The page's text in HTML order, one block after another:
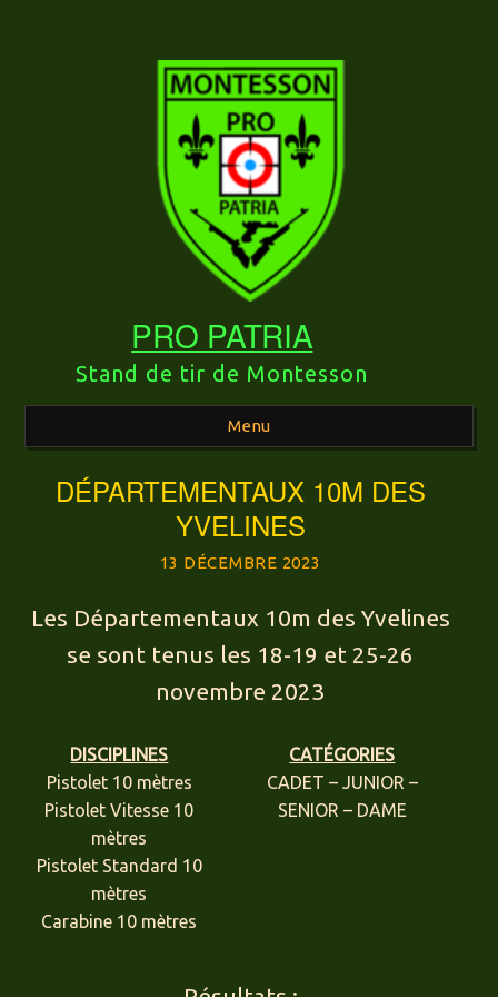
PRO PATRIA
Stand de tir de Montesson
Menu
Aller au contenu principal
DÉPARTEMENTAUX 10M DES
YVELINES
13 DÉCEMBRE 2023
Les Départementaux 10m des Yvelines
se sont tenus les 18-19 et 25-26
novembre 2023
DISCIPLINES
Pistolet 10 mètres
Pistolet Vitesse 10
mètres
Pistolet Standard 10
mètres
Carabine 10 mètres
CATÉGORIES
CADET – JUNIOR –
SENIOR – DAME